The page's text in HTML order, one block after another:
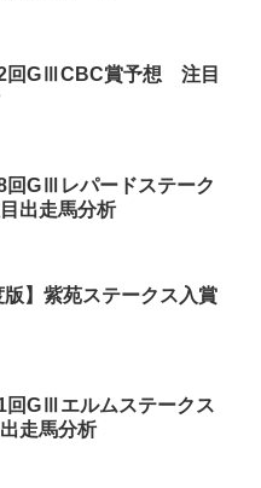
回GⅢCBC賞予想 注目
回GⅢレパードステーク
出走馬分析
版】紫苑ステークス入賞
回GⅢエルムステークス
走馬分析